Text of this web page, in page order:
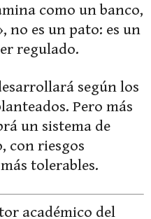
como un banco,
no es un pato: es un
regulado.
según los
Pero más
un sistema de
con riesgos
tolerables.
académico del